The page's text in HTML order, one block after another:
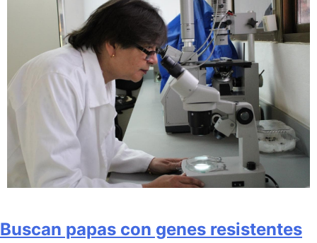
Buscan papas con genes resistentes